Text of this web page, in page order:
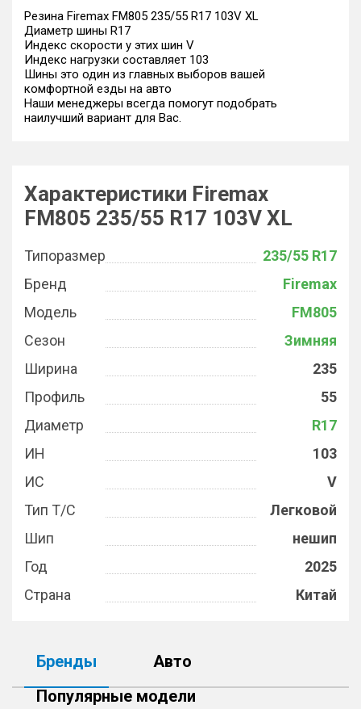
Резина Firemax FM805 235/55 R17 103V XL
Диаметр шины R17
Индекс скорости у этих шин V
Индекс нагрузки составляет 103
Шины это один из главных выборов вашей
комфортной езды на авто
Наши менеджеры всегда помогут подобрать
наилучший вариант для Вас.
Характеристики Firemax
FM805 235/55 R17 103V XL
Типоразмер
235/55 R17
Бренд
Firemax
Модель
FM805
Сезон
Зимняя
Ширина
235
Профиль
55
Диаметр
R17
ИН
103
ИС
V
Тип Т/С
Легковой
Шип
нешип
Год
2025
Страна
Китай
Бренды
Авто
Популярные модели